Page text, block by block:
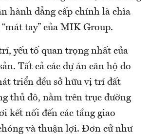
hành đẳng cấp chính là chìa
tay” của MIK Group.
yếu tố quan trọng nhất của
Tất cả các dự án căn hộ do
triển đều sở hữu vị trí đất
thủ đô, nằm trên trục đường
kết nối đến các tầng giao
và thuận lợi. Đơn cử như